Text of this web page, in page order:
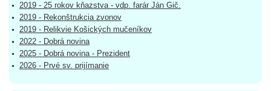
2019 - 25 rokov kňazstva - vdp. farár Ján Gič.
2019 - Rekonštrukcia zvonov
2019 - Relikvie Košických mučeníkov
2022 - Dobrá novina
2025 - Dobrá novina - Prezident
2026 - Prvé sv. prijímanie